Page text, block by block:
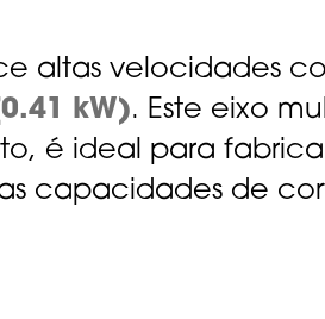
altas velocidades
kW). Este eixo
é ideal para
capacidades de